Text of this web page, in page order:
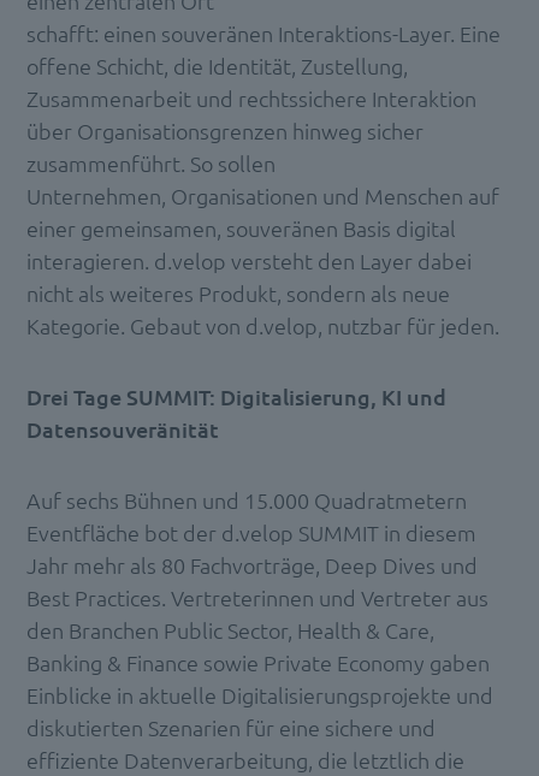
schafft: einen souveränen Interaktions-Layer. Eine
offene Schicht, die Identität, Zustellung,
Zusammenarbeit und rechtssichere Interaktion
über Organisationsgrenzen hinweg sicher
zusammenführt. So sollen
Unternehmen, Organisationen und Menschen auf
einer gemeinsamen, souveränen Basis digital
interagieren. d.velop versteht den Layer dabei
nicht als weiteres Produkt, sondern als neue
Kategorie. Gebaut von d.velop, nutzbar für jeden.
Drei Tage SUMMIT: Digitalisierung, KI und
Datensouveränität
Auf sechs Bühnen und 15.000 Quadratmetern
Eventfläche bot der d.velop SUMMIT in diesem
Jahr mehr als 80 Fachvorträge, Deep Dives und
Best Practices. Vertreterinnen und Vertreter aus
den Branchen Public Sector, Health & Care,
Banking & Finance sowie Private Economy gaben
Einblicke in aktuelle Digitalisierungsprojekte und
diskutierten Szenarien für eine sichere und
effiziente Datenverarbeitung, die letztlich die